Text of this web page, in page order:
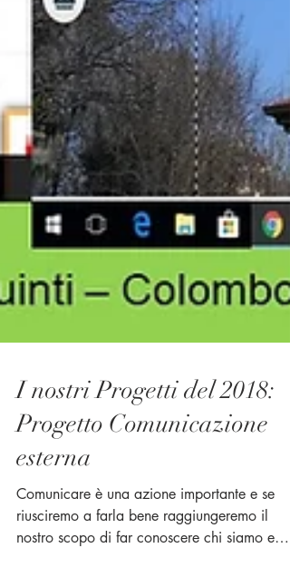
I nostri Progetti del 2018:
Progetto Comunicazione